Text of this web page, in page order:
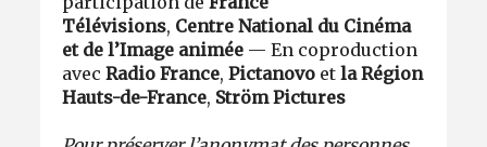
Télévisions, Centre National du Cinéma
et de l’Image animée — En coproduction
avecRadio France, Pictanovo et la Région
Hauts-de-France, Ström Pictures